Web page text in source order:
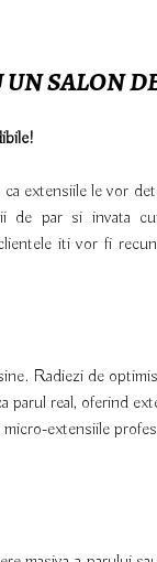
SALON
extensiile le vor
de par si invata
iti vor fi
Radiezi de
parul real, oferind
extensiile